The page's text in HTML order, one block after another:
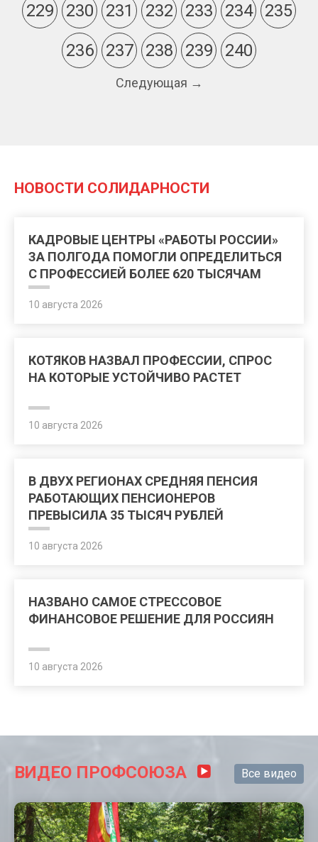
229
230 231 232 233 234
235
236
237 238 239 240
Следующая →
НОВОСТИ СОЛИДАРНОСТИ
КАДРОВЫЕ ЦЕНТРЫ «РАБОТЫ РОССИИ»
ЗА ПОЛГОДА ПОМОГЛИ ОПРЕДЕЛИТЬСЯ
С ПРОФЕССИЕЙ БОЛЕЕ 620 ТЫСЯЧАМ
ЧЕЛОВЕК
10 августа 2026
КОТЯКОВ НАЗВАЛ ПРОФЕССИИ, СПРОС
НА КОТОРЫЕ УСТОЙЧИВО РАСТЕТ
10 августа 2026
В ДВУХ РЕГИОНАХ СРЕДНЯЯ ПЕНСИЯ
РАБОТАЮЩИХ ПЕНСИОНЕРОВ
ПРЕВЫСИЛА 35 ТЫСЯЧ РУБЛЕЙ
10 августа 2026
НАЗВАНО САМОЕ СТРЕССОВОЕ
ФИНАНСОВОЕ РЕШЕНИЕ ДЛЯ РОССИЯН
10 августа 2026
ВИДЕО ПРОФСОЮЗА Все видео